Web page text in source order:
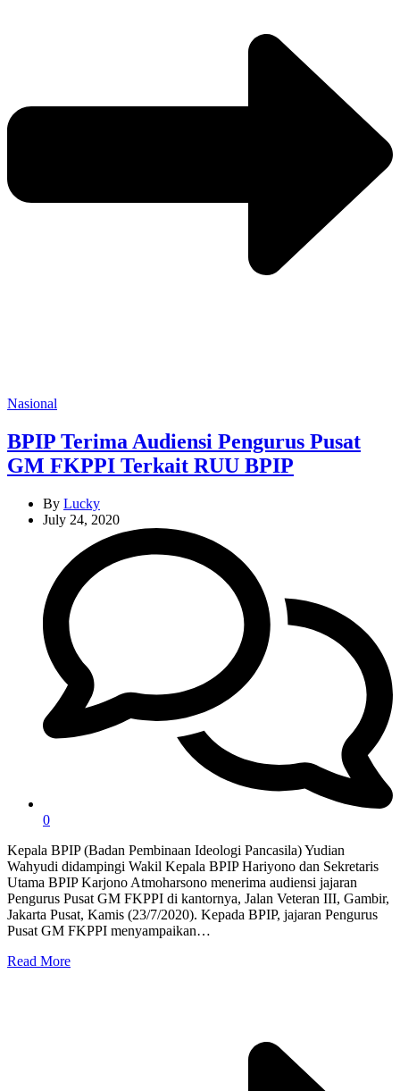
Categories
Nasional
BPIP Terima Audiensi Pengurus Pusat
GM FKPPI Terkait RUU BPIP
By Lucky
July 24, 2020
0
Kepala BPIP (Badan Pembinaan Ideologi Pancasila) Yudian
Wahyudi didampingi Wakil Kepala BPIP Hariyono dan Sekretaris
Utama BPIP Karjono Atmoharsono menerima audiensi jajaran
Pengurus Pusat GM FKPPI di kantornya, Jalan Veteran III, Gambir,
Jakarta Pusat, Kamis (23/7/2020). Kepada BPIP, jajaran Pengurus
Pusat GM FKPPI menyampaikan…
Read More